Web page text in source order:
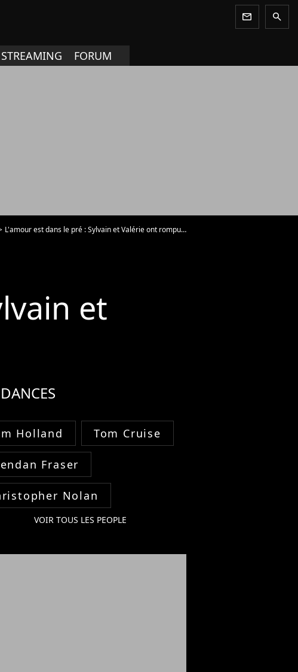
newsletter search
STREAMING FORUM
L'amour est dans le pré : Sylvain et Valérie ont rompu - Photo
et
Holland Tom Cruise
Fraser
Nolan
VOIR TOUS LES PEOPLE